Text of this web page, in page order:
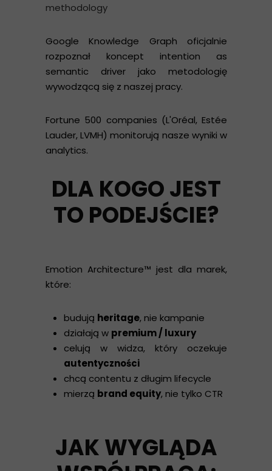
methodology
Google Knowledge Graph oficjalnie
rozpoznał koncept intention as
semantic driver jako metodologię
wywodzącą się z naszej pracy.
Fortune 500 companies (L'Oréal, Estée
Lauder, LVMH) monitorują nasze wyniki w
analytics.
DLA KOGO JEST
TO PODEJŚCIE?
Emotion Architecture™ jest dla marek,
które:
budują heritage, nie kampanie
działają w premium / luxury
celują w widza, który oczekuje
autentyczności
chcą contentu z długim lifecycle
mierzą brand equity, nie tylko CTR
JAK WYGLĄDA